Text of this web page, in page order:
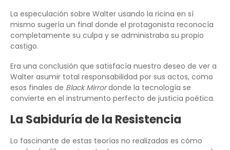
La especulación sobre Walter usando la ricina en sí
mismo sugería un final donde el protagonista reconocía
completamente su culpa y se administraba su propio
castigo.
Era una conclusión que satisfacía nuestro deseo de ver a
Walter asumir total responsabilidad por sus actos, como
esos finales de Black Mirrordonde la tecnología se
convierte en el instrumento perfecto de justicia poética.
La Sabiduría de la Resistencia
Lo fascinante de estas teorías no realizadas es cómo